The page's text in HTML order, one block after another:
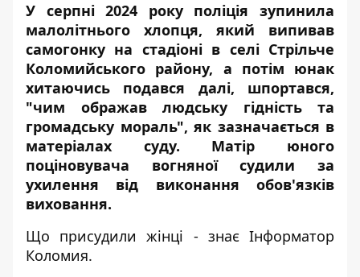
У серпні 2024 року поліція зупинила
малолітнього хлопця, який випивав
самогонку на стадіоні в селі Стрільче
Коломийського району, а потім юнак
хитаючись подався далі, шпортався,
"чим ображав людську гідність та
громадську мораль", як зазначається в
матеріалах суду. Матір юного
поціновувача вогняної судили за
ухилення від виконання обов'язків
виховання.
Що присудили жінці - знає Інформатор
Коломия.